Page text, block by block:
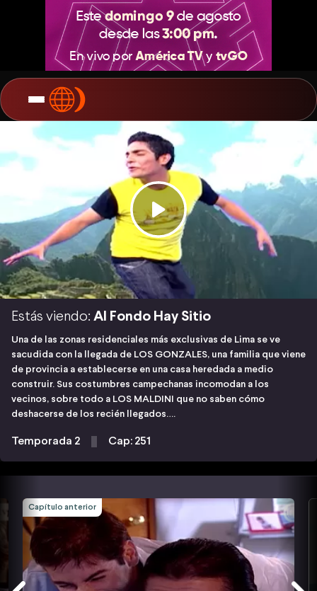
Estás viendo: Al Fondo Hay Sitio
Una de las zonas residenciales más exclusivas de Lima se ve
sacudida con la llegada de LOS GONZALES, una familia que viene
de provincia a establecerse en una casa heredada a medio
construir. Sus costumbres campechanas incomodan a los
vecinos, sobre todo a LOS MALDINI que no saben cómo
deshacerse de los recién llegados….
Temporada 2 Cap: 251
Capítulo anterior